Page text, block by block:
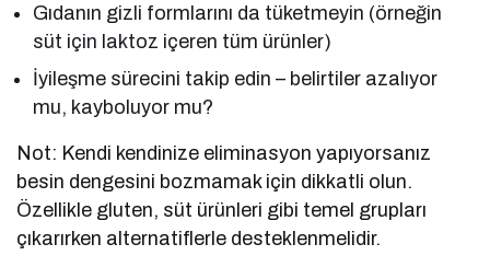
Gıdanın gizli formlarını da tüketmeyin (örneğin
süt için laktoz içeren tüm ürünler)
İyileşme sürecini takip edin – belirtiler azalıyor
mu, kayboluyor mu?
Not: Kendi kendinize eliminasyon yapıyorsanız
besin dengesini bozmamak için dikkatli olun.
Özellikle gluten, süt ürünleri gibi temel grupları
çıkarırken alternatiflerle desteklenmelidir.